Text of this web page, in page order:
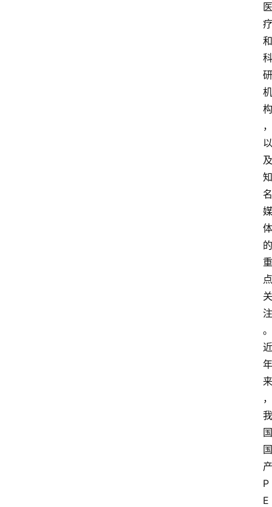
医
疗
和
科
研
机
构
，
以
及
知
名
媒
体
的
重
点
关
注
。
近
年
来
，
我
国
国
产
P
E